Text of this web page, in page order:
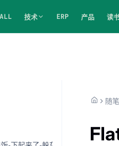
ALL 技术 ERP 产品 读
随笔